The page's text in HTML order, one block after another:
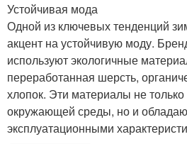
Устойчивая мода
Одной из ключевых тенденций
акцент на устойчивую моду.
используют экологичные
переработанная шерсть,
хлопок. Эти материалы не
окружающей среды, но и
эксплуатационными